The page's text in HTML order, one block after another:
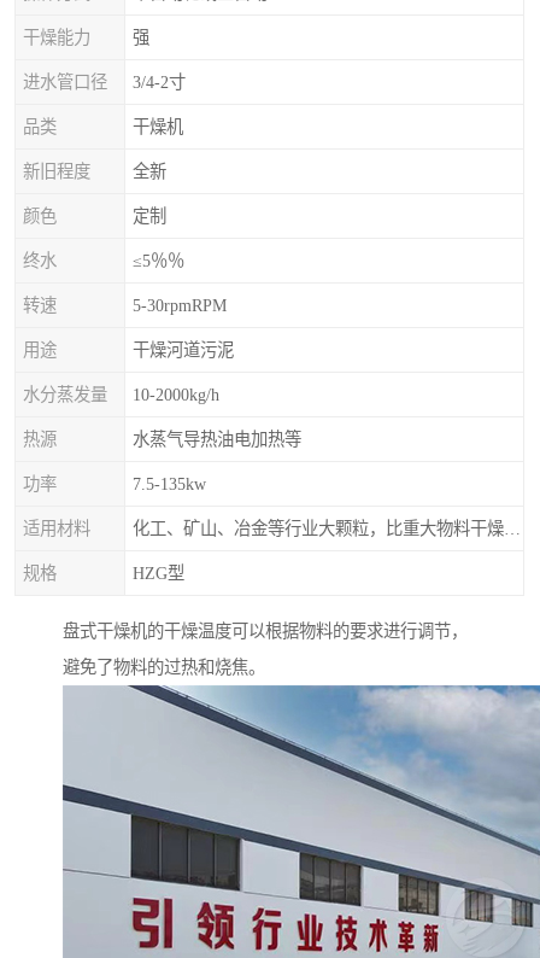
干燥能力 强
进水管口径 3/4-2寸
品类 干燥机
新旧程度 全新
颜色 定制
终水 ≤5％％
转速 5-30rpmRPM
用途 干燥河道污泥
水分蒸发量 10-2000kg/h
热源 水蒸气导热油电加热等
功率 7.5-135kw
适用材料
规格 HZG型
盘式干燥机的干燥温度可以根据物料的要求进行调节，
避免了物料的过热和烧焦。